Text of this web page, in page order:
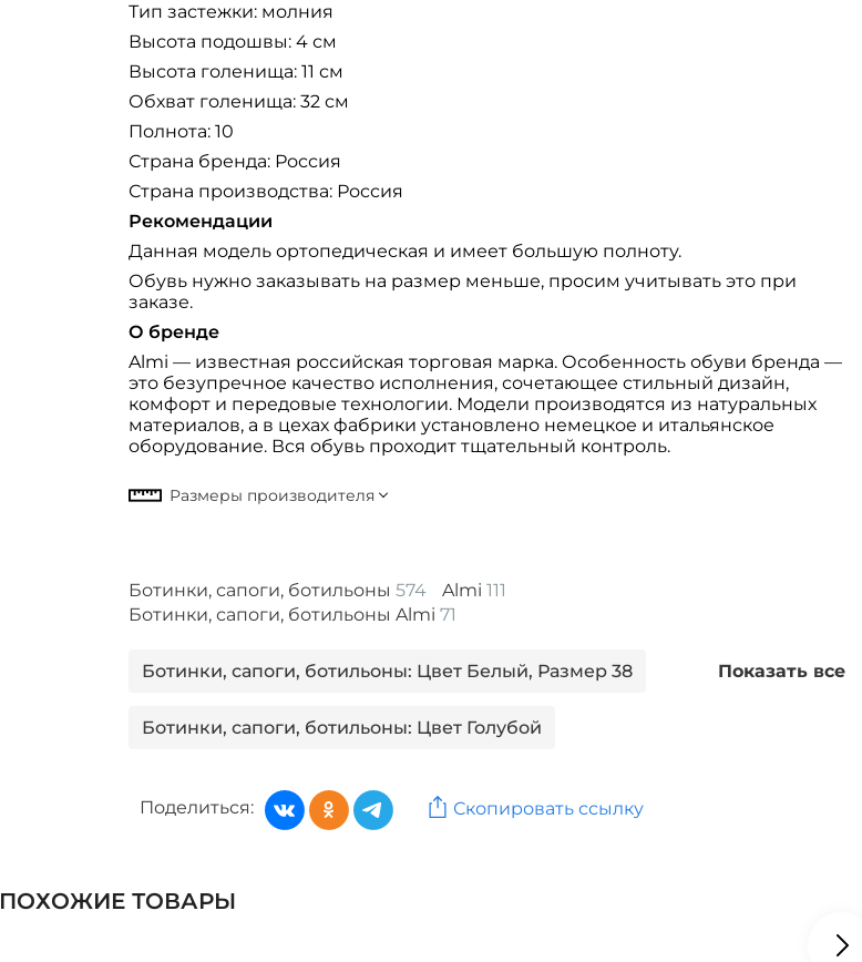
Тип застежки: молния
Высота подошвы: 4 см
Высота голенища: 11 см
Обхват голенища: 32 см
Полнота: 10
Страна бренда: Россия
Страна производства: Россия
Рекомендации
Данная модель ортопедическая и имеет большую полноту.
Обувь нужно заказывать на размер меньше, просим учитывать это при
заказе.
О бренде
Almi — известная российская торговая марка. Особенность обуви бренда —
это безупречное качество исполнения, сочетающее стильный дизайн,
комфорт и передовые технологии. Модели производятся из натуральных
материалов, а в цехах фабрики установлено немецкое и итальянское
оборудование. Вся обувь проходит тщательный контроль.
Ботинки, сапоги, ботильоны 574 Almi 111
Ботинки, сапоги, ботильоны Almi 71
Ботинки, сапоги, ботильоны: Цвет Белый, Размер 38
Ботинки, сапоги, ботильоны: Цвет Голубой
Ботинки, сапоги, ботильоны: Цвет Бежевый, Размер 38
Показать все
Поделиться: Скопировать ссылку
ПОХОЖИЕ ТОВАРЫ